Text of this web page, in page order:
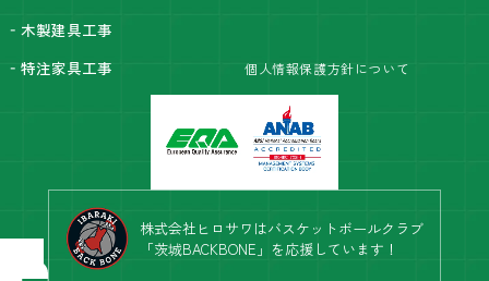
‐木製建具工事
‐特注家具工事
個人情報保護方針について
株式会社ヒロサワはバスケットボールクラブ
「茨城BACKBONE」を応援しています！